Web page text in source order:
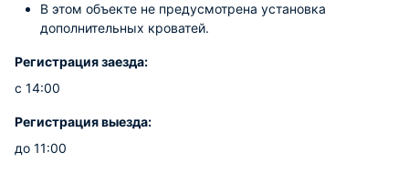
В этом объекте не предусмотрена установка
дополнительных кроватей.
Регистрация заезда:
с 14:00
Регистрация выезда:
до 11:00